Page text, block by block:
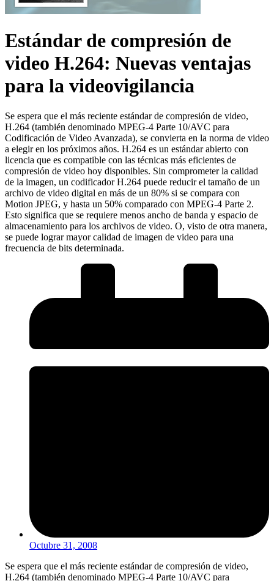
Estándar de compresión de
video H.264: Nuevas ventajas
para la videovigilancia
Se espera que el más reciente estándar de compresión de video,
H.264 (también denominado MPEG-4 Parte 10/AVC para
Codificación de Video Avanzada), se convierta en la norma de video
a elegir en los próximos años. H.264 es un estándar abierto con
licencia que es compatible con las técnicas más eficientes de
compresión de video hoy disponibles. Sin comprometer la calidad
de la imagen, un codificador H.264 puede reducir el tamaño de un
archivo de video digital en más de un 80% si se compara con
Motion JPEG, y hasta un 50% comparado con MPEG-4 Parte 2.
Esto significa que se requiere menos ancho de banda y espacio de
almacenamiento para los archivos de video. O, visto de otra manera,
se puede lograr mayor calidad de imagen de video para una
frecuencia de bits determinada.
Octubre 31, 2008
Se espera que el más reciente estándar de compresión de video,
H.264 (también denominado MPEG-4 Parte 10/AVC para